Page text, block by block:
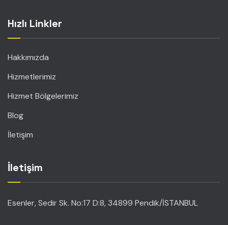
Hızlı Linkler
Hakkımızda
Hizmetlerimiz
Hizmet Bölgelerimiz
Blog
İletişim
İletişim
Esenler, Sedir Sk. No:17 D:8, 34899 Pendik/İSTANBUL